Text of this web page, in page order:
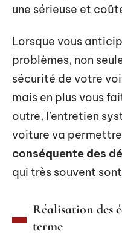
une sérieuse et
Lorsque vous
problèmes, non
sécurité de votre
mais en plus vous
outre, l’entretien
voiture va permettre
conséquente des
qui très souvent
Réalisation des
terme